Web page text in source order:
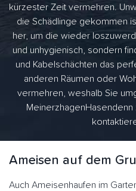
kürzester Zeit vermehren.
die Schädlinge gekommen
her, um die wieder
und unhygienisch, sondern
und Kabelschächten das
anderen Räumen oder
vermehren, weshalb Sie
Ameisen auf dem
Auch Ameisenhaufen im